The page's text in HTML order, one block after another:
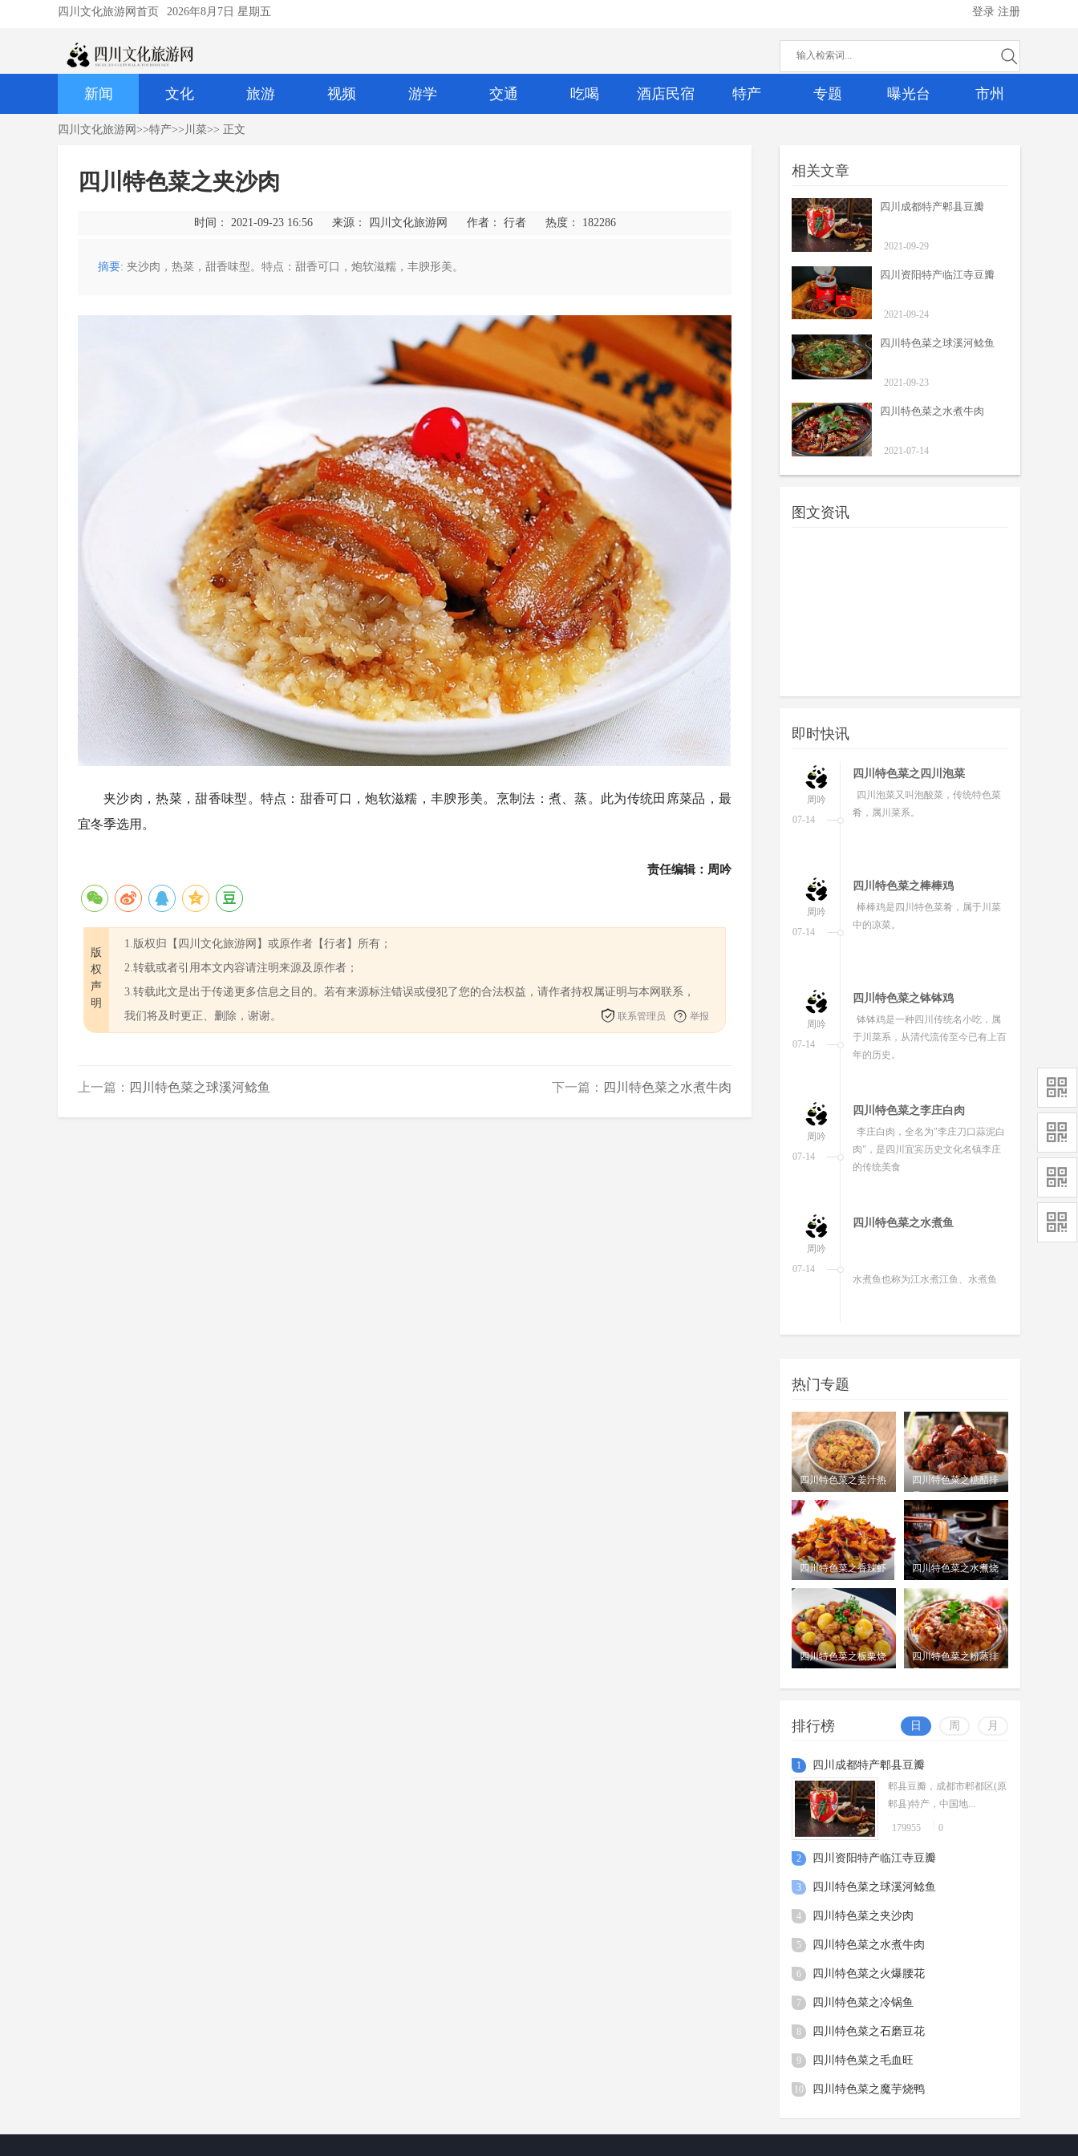
四川文化旅游网首页 2026年8月7日 星期五 登录 注册
新闻 文化 旅游 视频 游学 交通 吃喝 酒店民宿 特产 专题 曝光台 市州
四川文化旅游网 >>特产>> 川菜>> 正文
四川特色菜之夹沙肉
时间： 2021-09-23 16:56 来源： 四川文化旅游网 作者： 行者 热度： 182286
摘要: 夹沙肉，热菜，甜香味型。特点：甜香可口，炮软滋糯，丰腴形美。
夹沙肉，热菜，甜香味型。特点：甜香可口，炮软滋糯，丰腴形美。烹制法：煮、蒸。此为传统田席菜品，最
宜冬季选用。
责任编辑：周吟
版
权
声
明
1.版权归【四川文化旅游网】或原作者【行者】所有；
2.转载或者引用本文内容请注明来源及原作者；
3.转载此文是出于传递更多信息之目的。若有来源标注错误或侵犯了您的合法权益，请作者持权属证明与本网联系，
我们将及时更正、删除，谢谢。
联系管理员 举报
上一篇： 四川特色菜之球溪河鲶鱼 下一篇： 四川特色菜之水煮牛肉
相关文章
四川成都特产郫县豆瓣
2021-09-29
四川资阳特产临江寺豆瓣
2021-09-24
四川特色菜之球溪河鲶鱼
2021-09-23
四川特色菜之水煮牛肉
2021-07-14
图文资讯
四川成都特产郫县豆瓣
四川资阳特产临江寺豆瓣
四川特色菜之球溪河鲶鱼
四川特色菜之夹沙肉
即时快讯
09-29
周吟
四川成都特产郫县豆瓣
郫县豆瓣，成都市郫都区(原郫县)特
产，中国地理标志产品。是四川三大
09-24
周吟
四川资阳特产临江寺豆瓣
临江寺豆瓣，是四川省资阳市的著
名特产，该豆瓣色泽鲜艳，油润发
09-23
周吟
四川特色菜之球溪河鲶鱼
球溪河鲶鱼，是四川省内江市资中
县球溪镇的著名特产。
09-23
周吟
四川特色菜之夹沙肉
夹沙肉，热菜，甜香味型。特点：
甜香可口，炮软滋糯，丰腴形美。
07-14
周吟
四川特色菜之四川腊肉
07-14
四川特色菜之四川泡菜
07-14
周吟
四川特色菜之棒棒鸡
棒棒鸡是四川特色菜肴，属于川菜
中的凉菜。
07-14
周吟
四川特色菜之钵钵鸡
钵钵鸡是一种四川传统名小吃，属
于川菜系，从清代流传至今已有上百
年的历史。
07-14
四川特色菜之李庄白肉
07-14
周吟
四川特色菜之水煮鱼
水煮鱼也称为江水煮江鱼、水煮鱼
片，最早流行于重庆市渝北区翠云
热门专题
四川特色菜之姜汁热
四川特色菜之糖醋排
四川特色菜之香辣虾
四川特色菜之水煮烧
四川特色菜之板栗烧
四川特色菜之粉蒸排
排行榜 日 周 月
1 四川成都特产郫县豆瓣
郫县豆瓣，成都市郫都区(原
郫县)特产，中国地...
179955 0
2 四川资阳特产临江寺豆瓣
3 四川特色菜之球溪河鲶鱼
4 四川特色菜之夹沙肉
5 四川特色菜之水煮牛肉
6 四川特色菜之火爆腰花
7 四川特色菜之冷锅鱼
8 四川特色菜之石磨豆花
9 四川特色菜之毛血旺
10 四川特色菜之魔芋烧鸭